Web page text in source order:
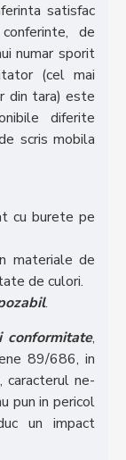
satisfac
de
numar sporit
(cel mai
din tara) este
diferite
scris mobila
cu burete pe
materiale de
de culori.
.
conformitate,
89/686, in
caracterul ne-
pun in pericol
un impact